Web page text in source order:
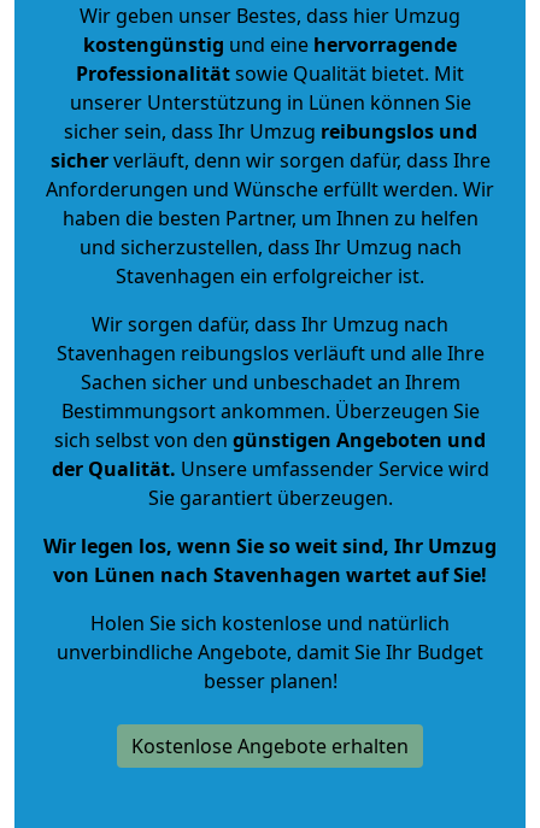
Wir geben unser Bestes, dass hier Umzug
kostengünstig und eine hervorragende
Professionalitätsowie Qualität bietet. Mit
unserer Unterstützung in Lünen können Sie
sicher sein, dass Ihr Umzug reibungslos und
sicherverläuft, denn wir sorgen dafür, dass Ihre
Anforderungen und Wünsche erfüllt werden. Wir
haben die besten Partner, um Ihnen zu helfen
und sicherzustellen, dass Ihr Umzug nach
Stavenhagen ein erfolgreicher ist.
Wir sorgen dafür, dass Ihr Umzug nach
Stavenhagen reibungslos verläuft und alle Ihre
Sachen sicher und unbeschadet an Ihrem
Bestimmungsort ankommen. Überzeugen Sie
sich selbst von den günstigen Angeboten und
der Qualität. Unsere umfassender Service wird
Sie garantiert überzeugen.
Wir legen los, wenn Sie so weit sind, Ihr Umzug
von Lünen nach Stavenhagen wartet auf Sie!
Holen Sie sich kostenlose und natürlich
unverbindliche Angebote, damit Sie Ihr Budget
besser planen!
Kostenlose Angebote erhalten